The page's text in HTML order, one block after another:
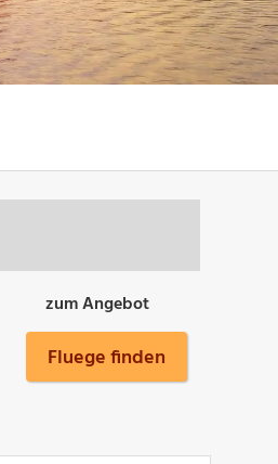
zum Angebot
Fluege finden